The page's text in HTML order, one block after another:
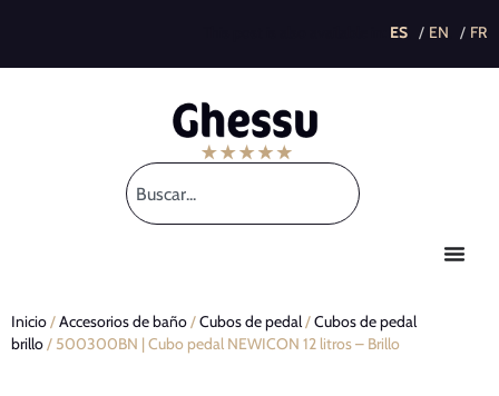
Inicio/Accesorios de baño/Cubos de pedal/Cubos de pedal
brillo/ 500300BN | Cubo pedal NEWICON 12 litros – Brillo